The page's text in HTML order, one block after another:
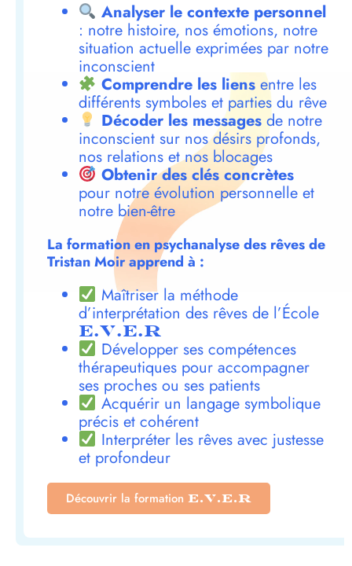
Analyser le contexte personnel
: notre histoire, nos émotions, notre
situation actuelle exprimées par notre
inconscient
Comprendre les liensentre les
différents symboles et parties du rêve
Décoder les messagesde notre
inconscient sur nos désirs profonds,
nos relations et nos blocages
Obtenir des clés concrètes
pour notre évolution personnelle et
notre bien-être
La formation en psychanalyse des rêves de
Tristan Moir apprend à :
Maîtriser la méthode
d’interprétation des rêves de l’École
E.V.E.R
Développer ses compétences
thérapeutiques pour accompagner
ses proches ou ses patients
Acquérir un langage symbolique
précis et cohérent
Interpréter les rêves avec justesse
et profondeur
Découvrir la formation E.V.E.R